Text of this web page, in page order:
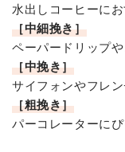
水出しコーヒーに
［中細挽き］
ペーパードリップ
［中挽き］
サイフォンやフレ
［粗挽き］
パーコレーターに